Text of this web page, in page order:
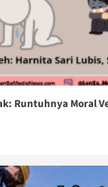
Runtuhnya Moral